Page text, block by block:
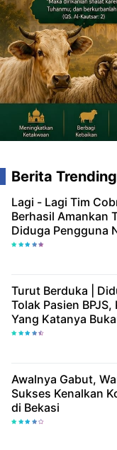
Berita Trending
Lagi - Lagi Tim
Berhasil Amankan
Diduga Pengguna
Turut Berduka |
Tolak Pasien
Yang Katanya
Awalnya Gabut,
Sukses Kenalkan
di Bekasi